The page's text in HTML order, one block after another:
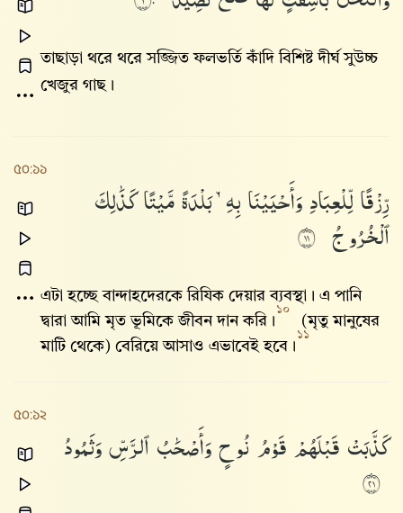
তাছাড়া থরে থরে সজ্জিত ফলভর্তি কাঁদি বিশিষ্ট দীর্ঘ সুউচ্চ
খেজুর গাছ।
৫০:১১
رِّزْقًالِّلْعِبَادِوَأَحْيَيْنَابِهِۦبَلْدَةًمَّيْتًاكَذَٰلِكَ
ٱلْخُرُوجُ ١١
এটা হচ্ছে বান্দাহদেরকে রিযিক দেয়ার ব্যবস্থা। এ পানি
দ্বারা আমি মৃত ভূমিকে জীবন দান করি।
১০
(মৃতু মানুষের
মাটি থেকে) বেরিয়ে আসাও এভাবেই হবে।
১১
৫০:১২
كَذَّبَتْقَبْلَهُمْقَوْمُنُوحٍوَأَصْحَٰبُٱلرَّسِّوَثَمُودُ
١٢